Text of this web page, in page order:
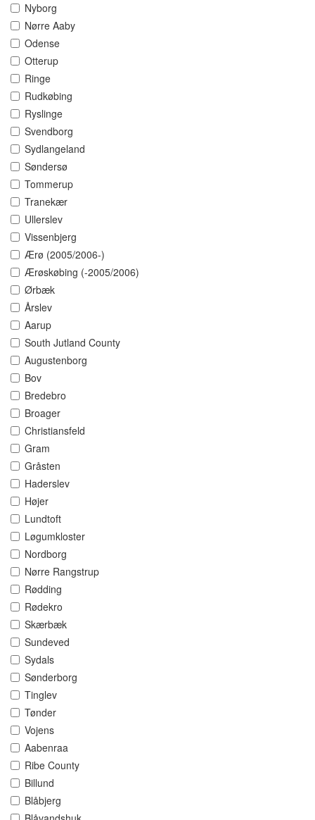
Nyborg
Nørre Aaby
Odense
Otterup
Ringe
Rudkøbing
Ryslinge
Svendborg
Sydlangeland
Søndersø
Tommerup
Tranekær
Ullerslev
Vissenbjerg
Ærø (2005/2006-)
Ærøskøbing (-2005/2006)
Ørbæk
Årslev
Aarup
South Jutland County
Augustenborg
Bov
Bredebro
Broager
Christiansfeld
Gram
Gråsten
Haderslev
Højer
Lundtoft
Løgumkloster
Nordborg
Nørre Rangstrup
Rødding
Rødekro
Skærbæk
Sundeved
Sydals
Sønderborg
Tinglev
Tønder
Vojens
Aabenraa
Ribe County
Billund
Blåbjerg